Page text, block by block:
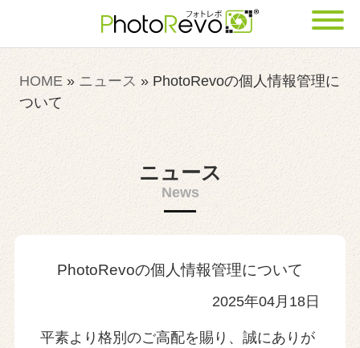
HOME » ニュース » PhotoRevoの個人情報管理に
ついて
ニュース
News
PhotoRevoの個人情報管理について
2025年04月18日
平素より格別のご高配を賜り、誠にありが